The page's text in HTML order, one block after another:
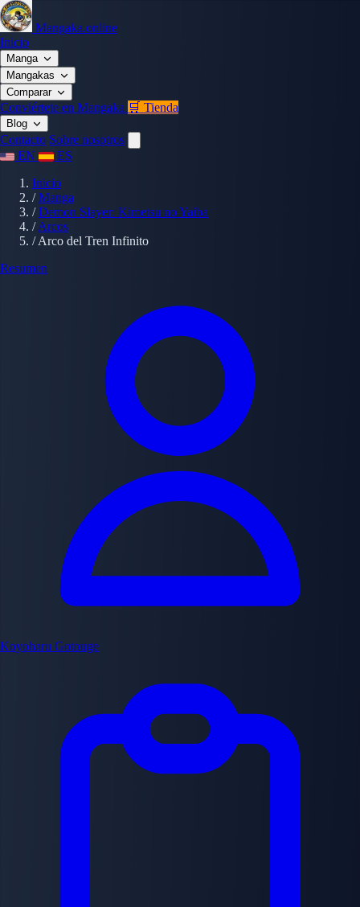
Mangaka.online
Inicio
Manga
Mangakas
Comparar
Conviértete en Mangaka 🛒 Tienda
Blog
Contacto Sobre nosotros
EN
ES
Inicio
/ Manga
/ Demon Slayer: Kimetsu no Yaiba
/ Arcos
/ Arco del Tren Infinito
Resumen
Koyoharu Gotouge